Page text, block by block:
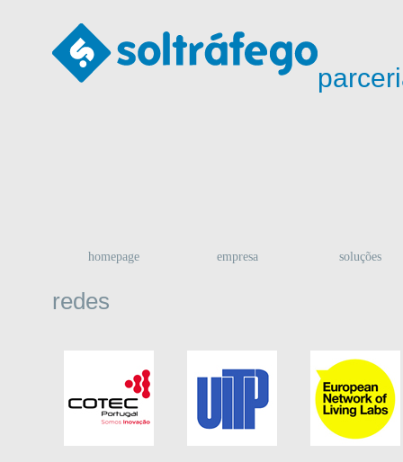
homepage empresa soluções
redes